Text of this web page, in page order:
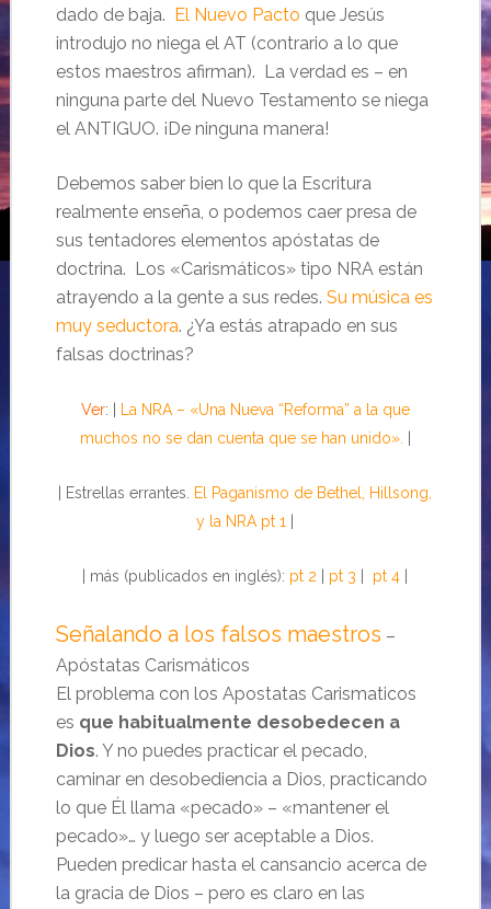
dado de baja. El Nuevo Pacto que Jesús
introdujo no niega el AT (contrario a lo que
estos maestros afirman). La verdad es – en
ninguna parte del Nuevo Testamento se niega
el ANTIGUO. ¡De ninguna manera!
Debemos saber bien lo que la Escritura
realmente enseña, o podemos caer presa de
sus tentadores elementos apóstatas de
doctrina. Los «Carismáticos» tipo NRA están
atrayendo a la gente a sus redes. Su música es
muy seductora. ¿Ya estás atrapado en sus
falsas doctrinas?
Ver: | La NRA – «Una Nueva “Reforma” a la que
muchos no se dan cuenta que se han unido». |
| Estrellas errantes. El Paganismo de Bethel, Hillsong,
y la NRA pt 1 |
| más (publicados en inglés): pt 2 | pt 3 | pt 4 |
Señalando a los falsos maestros –
Apóstatas Carismáticos
El problema con los Apostatas Carismaticos
es que habitualmente desobedecen a
Dios. Y no puedes practicar el pecado,
caminar en desobediencia a Dios, practicando
lo que Él llama «pecado» – «mantener el
pecado»… y luego ser aceptable a Dios.
Pueden predicar hasta el cansancio acerca de
la gracia de Dios – pero es claro en las